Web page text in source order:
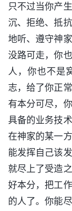
只不过当你产
沉、拒绝、抵
地听、遵守神
没路可走，你
人，你也不是
志，给了你正
有本分可尽，
具备的业务技
在神家的某一
能发挥自己该
就尽上了受造
好本分，把工
的人了。你能